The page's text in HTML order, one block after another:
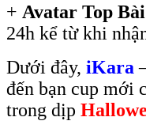
+ Avatar Top
24h kể từ khi
Dưới đây, iKara
đến bạn cup mới
trong dịp